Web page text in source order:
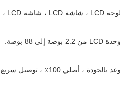
لوحة LCD ، شاشة LCD ، شاشة LCD ، شاشة LCD ،
وحدة LCD من 2.2 بوصة إلى 88 بوصة.
وعد بالجودة ، أصلي 100٪ ، توصيل سريع ،